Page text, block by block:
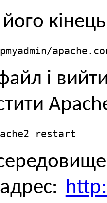
і
restart